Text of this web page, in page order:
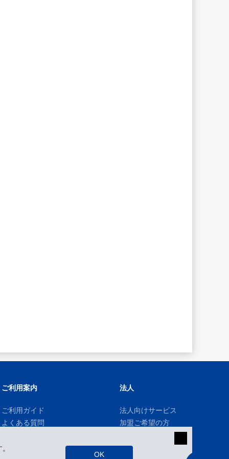
OK
ご利用案内
ご利用ガイド
よくある質問
法人
法人向けサービス
加盟ご希望の方